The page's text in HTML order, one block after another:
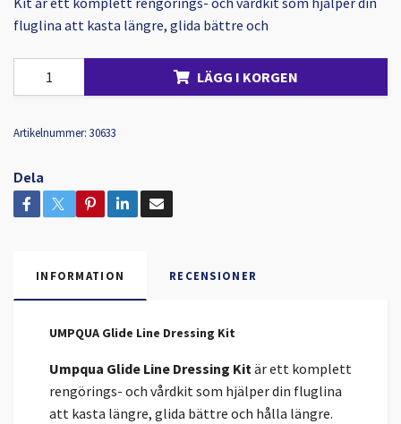
fluglina att kasta längre, glida bättre och
LÄGG I KORGEN
Artikelnummer: 30633
Dela
INFORMATION RECENSIONER
UMPQUA Glide Line Dressing Kit
Umpqua Glide Line Dressing Kitär ett komplett
rengörings- och vårdkit som hjälper din fluglina
att kasta längre, glida bättre och hålla längre.